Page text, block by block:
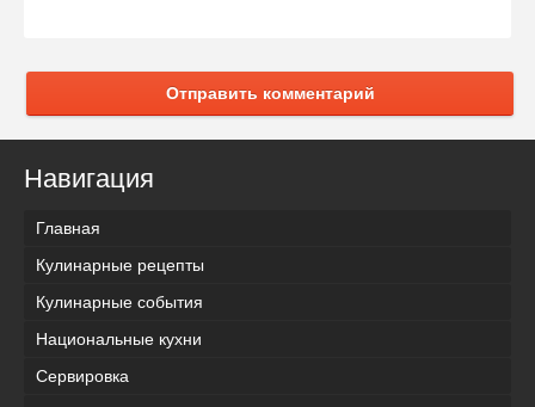
Отправить комментарий
Навигация
Главная
Кулинарные рецепты
Кулинарные события
Национальные кухни
Сервировка